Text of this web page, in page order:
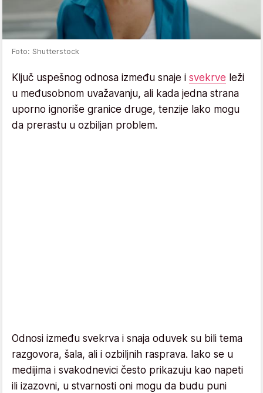
Foto: Shutterstock
Ključ uspešnog odnosa između snaje i svekrve leži
u međusobnom uvažavanju, ali kada jedna strana
uporno ignoriše granice druge, tenzije lako mogu
da prerastu u ozbiljan problem.
Odnosi između svekrva i snaja oduvek su bili tema
razgovora, šala, ali i ozbiljnih rasprava. Iako se u
medijima i svakodnevici često prikazuju kao napeti
ili izazovni, u stvarnosti oni mogu da budu puni